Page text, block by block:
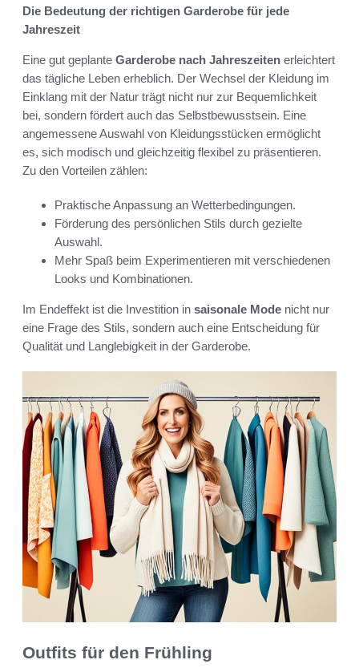
Die Bedeutung der richtigen Garderobe für jede
Jahreszeit
Eine gut geplante Garderobe nach Jahreszeiten erleichtert
das tägliche Leben erheblich. Der Wechsel der Kleidung im
Einklang mit der Natur trägt nicht nur zur Bequemlichkeit
bei, sondern fördert auch das Selbstbewusstsein. Eine
angemessene Auswahl von Kleidungsstücken ermöglicht
es, sich modisch und gleichzeitig flexibel zu präsentieren.
Zu den Vorteilen zählen:
Praktische Anpassung an Wetterbedingungen.
Förderung des persönlichen Stils durch gezielte
Auswahl.
Mehr Spaß beim Experimentieren mit verschiedenen
Looks und Kombinationen.
Im Endeffekt ist die Investition in saisonale Mode nicht nur
eine Frage des Stils, sondern auch eine Entscheidung für
Qualität und Langlebigkeit in der Garderobe.
Outfits für den Frühling